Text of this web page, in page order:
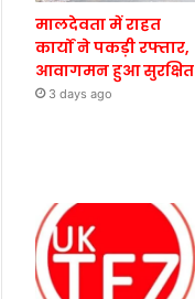
मालदेवता में राहत
कार्यों ने पकड़ी रफ्तार,
आवागमन हुआ सुरक्षित
3 days ago